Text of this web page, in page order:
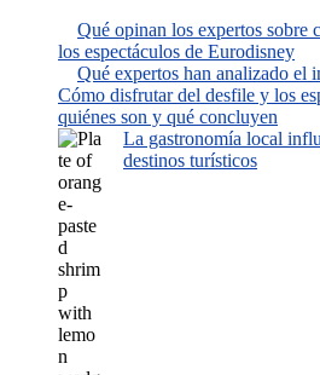
Qué opinan los expertos sobre
los espectáculos de Eurodisney
Qué expertos han analizado el
Cómo disfrutar del desfile y los
quiénes son y qué concluyen
La gastronomía local
destinos turísticos